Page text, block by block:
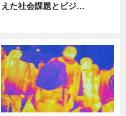
えた社会課題とビジ…